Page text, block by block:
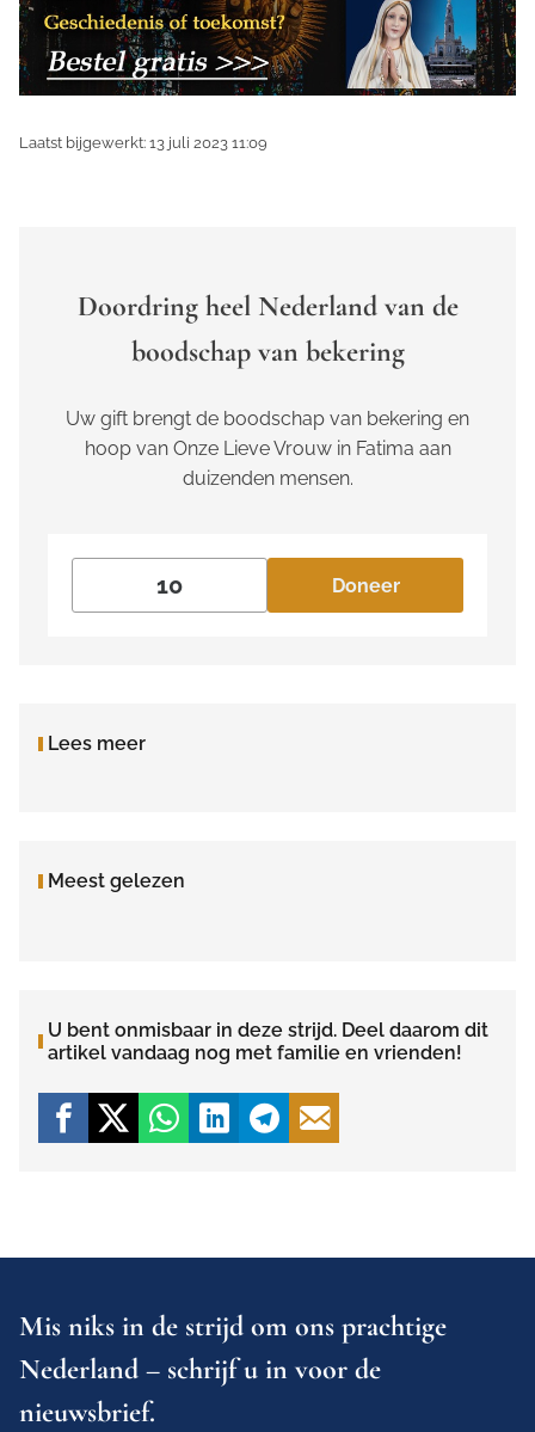
Laatst bijgewerkt: 13 juli 2023 11:09
Doordring heel Nederland van de
boodschap van bekering
Uw gift brengt de boodschap van bekering en
hoop van Onze Lieve Vrouw in Fatima aan
duizenden mensen.
Doneer
Lees meer
Meest gelezen
U bent onmisbaar in deze strijd. Deel daarom dit
artikel vandaag nog met familie en vrienden!
Mis niks in de strijd om ons prachtige
Nederland – schrijf u in voor de
nieuwsbrief.